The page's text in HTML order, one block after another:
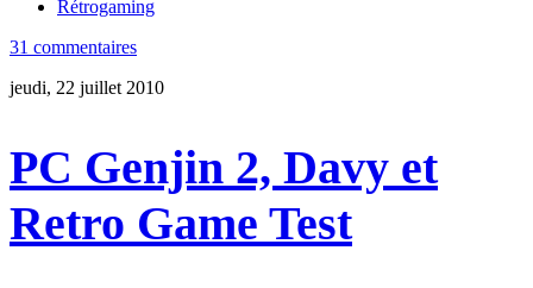
Rétrogaming
31 commentaires
jeudi, 22 juillet 2010
PC Genjin 2, Davy et
Retro Game Test